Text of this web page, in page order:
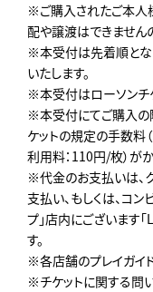
※ご購入されたご本人
配や譲渡はできません
※本受付は先着順とな
いたします。
※本受付はローソンチ
※本受付にてご購入の
ケットの規定の手数料
利用料：110円/枚）が
※代金のお支払いは、
支払い、もしくは、コ
プ」店内にございます
す。
※各店舗のプレイガイ
※チケットに関する問